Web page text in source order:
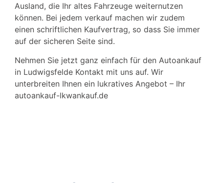
Ausland, die Ihr altes Fahrzeuge weiternutzen
können. Bei jedem verkauf machen wir zudem
einen schriftlichen Kaufvertrag, so dass Sie immer
auf der sicheren Seite sind.
Nehmen Sie jetzt ganz einfach für den Autoankauf
in Ludwigsfelde Kontakt mit uns auf. Wir
unterbreiten Ihnen ein lukratives Angebot – Ihr
autoankauf-lkwankauf.de